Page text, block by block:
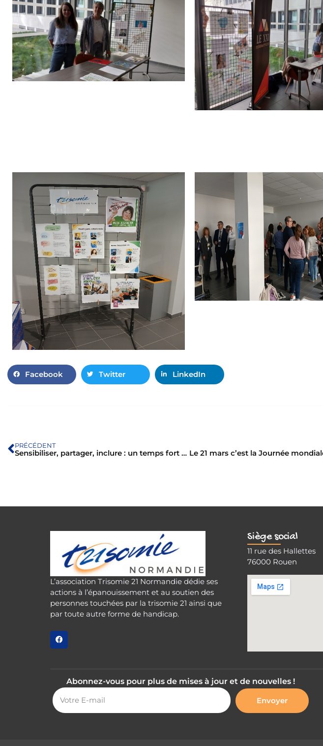
Facebook Twitter LinkedIn
PRÉCÉDENT
Sensibiliser, partager, inclure : un temps fort autour de la trisomie 21 !
L’association Trisomie 21 Normandie dédie ses
actions à l’épanouissement et au soutien des
personnes touchées par la trisomie 21 ainsi que
par toute autre forme de handicap.
Siège social
11 rue des Hallettes
76000 Rouen
Abonnez-vous pour plus de mises à jour et de nouvelles !
Envoyer